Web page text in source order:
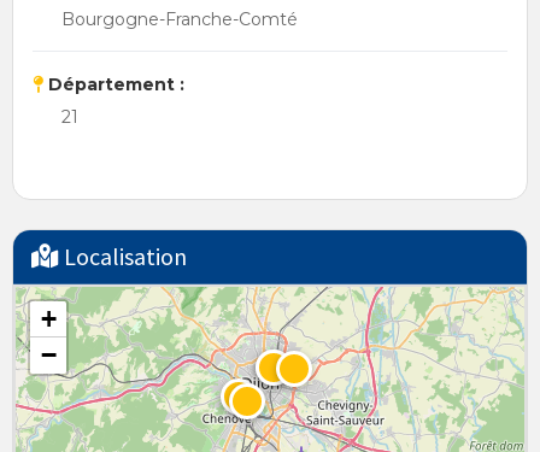
Bourgogne-Franche-Comté
Département :
21
Localisation
+
−